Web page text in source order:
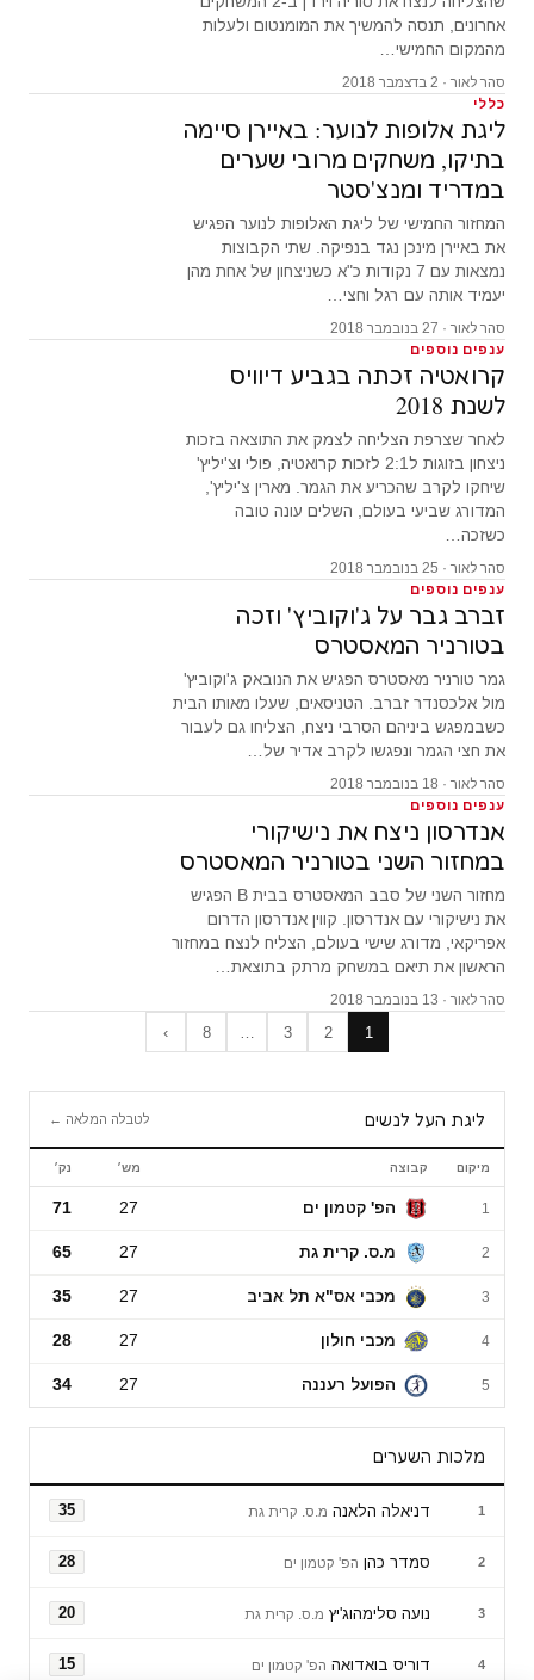
אחרונים, תנסה להמשיך את המומנטום ולעלות
מהמקום החמישי…
סהר לאור · 2 בדצמבר 2018
כללי
ליגת אלופות לנוער: באיירן סיימה
בתיקו, משחקים מרובי שערים
במדריד ומנצ'סטר
המחזור החמישי של ליגת האלופות לנוער הפגיש
את באיירן מינכן נגד בנפיקה. שתי הקבוצות
נמצאות עם 7 נקודות כ"א כשניצחון של אחת מהן
יעמיד אותה עם רגל וחצי…
סהר לאור · 27 בנובמבר 2018
ענפים נוספים
קרואטיה זכתה בגביע דיוויס
לשנת 2018
לאחר שצרפת הצליחה לצמק את התוצאה בזכות
ניצחון בזוגות ל2:1 לזכות קרואטיה, פולי וצ'יליץ'
שיחקו לקרב שהכריע את הגמר. מארין צ'יליץ',
המדורג שביעי בעולם, השלים עונה טובה
כשזכה…
סהר לאור · 25 בנובמבר 2018
ענפים נוספים
זברב גבר על ג'וקוביץ' וזכה
בטורניר המאסטרס
גמר טורניר מאסטרס הפגיש את הנובאק ג'וקוביץ'
מול אלכסנדר זברב. הטניסאים, שעלו מאותו הבית
כשבמפגש ביניהם הסרבי ניצח, הצליחו גם לעבור
את חצי הגמר ונפגשו לקרב אדיר של…
סהר לאור · 18 בנובמבר 2018
ענפים נוספים
אנדרסון ניצח את נישיקורי
במחזור השני בטורניר המאסטרס
מחזור השני של סבב המאסטרס בבית B הפגיש
את נישיקורי עם אנדרסון. קווין אנדרסון הדרום
אפריקאי, מדורג שישי בעולם, הצליח לנצח במחזור
הראשון את תיאם במשחק מרתק בתוצאת…
סהר לאור · 13 בנובמבר 2018
1
2
3
8
›
ליגת העל לנשים לטבלה המלאה ←
ליגת העל לנשים
מיקום קבוצה מש׳ נק׳
1 הפ' קטמון ים 27
71
2 מ.ס. קרית גת 27
65
3 מכבי אס"א תל אביב 27
35
4 מכבי חולון 27
28
5 הפועל רעננה 27
34
מלכות השערים
1 דניאלה הלאנה מ.ס. קרית גת 35
2 סמדר כהן הפ' קטמון ים 28
3 נועה סלימהוג'יץ מ.ס. קרית גת 20
4 דוריס בואדואה הפ' קטמון ים 15